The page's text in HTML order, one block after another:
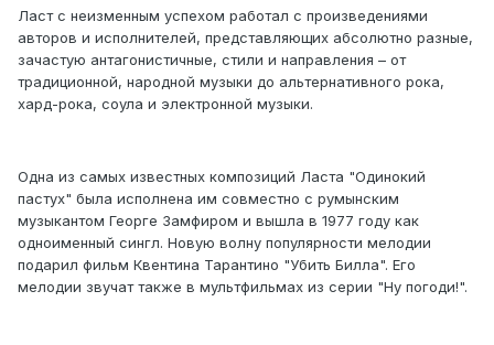
Ласт с неизменным успехом работал с произведениями
авторов и исполнителей, представляющих абсолютно разные,
зачастую антагонистичные, стили и направления – от
традиционной, народной музыки до альтернативного рока,
хард-рока, соула и электронной музыки.
Одна из самых известных композиций Ласта "Одинокий
пастух" была исполнена им совместно с румынским
музыкантом Георге Замфиром и вышла в 1977 году как
одноименный сингл. Новую волну популярности мелодии
подарил фильм Квентина Тарантино "Убить Билла". Его
мелодии звучат также в мультфильмах из серии "Ну погоди!".